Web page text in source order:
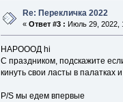
Re: Перекличка 2022
« Ответ #3 : Июль 29, 2022,
НАРОООД hi
С праздником, подскажите
кинуть свои ласты в палатках
P/S мы едем впервые